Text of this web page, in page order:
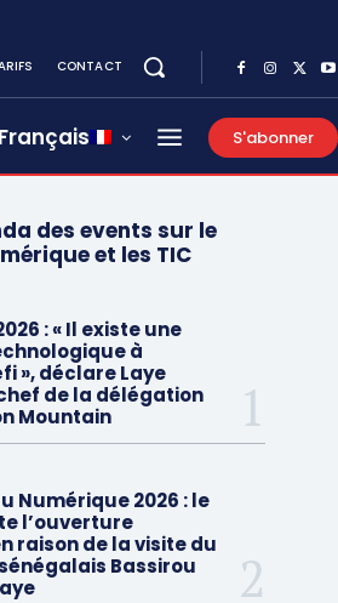
CONTACT
Français S'abonner
des events sur le
et les TIC
: « Il existe une
à
», déclare Laye
de la délégation
Mountain
Numérique 2026 : le
l’ouverture
raison de la visite du
Bassirou